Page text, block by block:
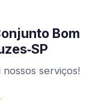
Bom
serviços!